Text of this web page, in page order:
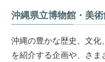
沖縄県立博物館・美術
沖縄の豊かな歴史、文
を紹介する企画や、さ